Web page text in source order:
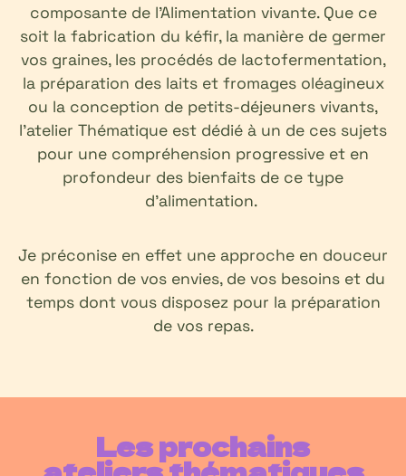
composante de l’Alimentation vivante. Que ce
soit la fabrication du kéfir, la manière de germer
vos graines, les procédés de lactofermentation,
la préparation des laits et fromages oléagineux
ou la conception de petits-déjeuners vivants,
l’atelier Thématique est dédié à un de ces sujets
pour une compréhension progressive et en
profondeur des bienfaits de ce type
d’alimentation.
Je préconise en effet une approche en douceur
en fonction de vos envies, de vos besoins et du
temps dont vous disposez pour la préparation
de vos repas.
Les prochains